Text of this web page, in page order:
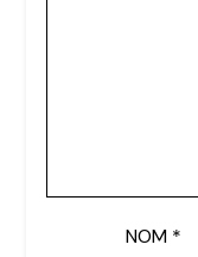
NOM *